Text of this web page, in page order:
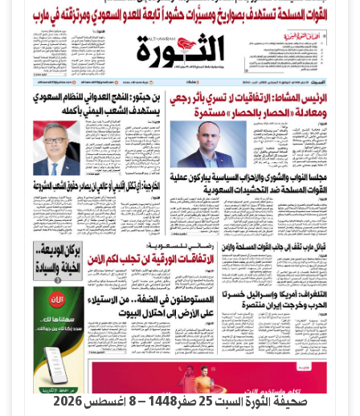
صحيفة الثورة السبت 25 صفر1448 – 8 اغسطس 2026